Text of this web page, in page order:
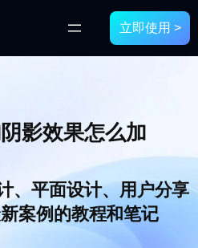
立即使用 >
影效果怎么加
、平面设计、用户分享
案例的教程和笔记